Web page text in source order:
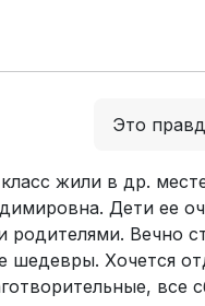
Это
жили в др.
Дети ее
родителями. Вечно
Хочется
все